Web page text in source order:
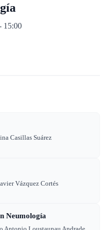
15:00
Casillas Suárez
Vázquez Cortés
Neumología